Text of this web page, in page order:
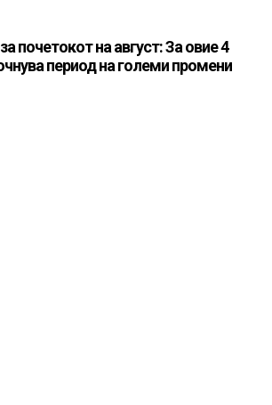
почетокот на август: За овие 4
период на големи промени